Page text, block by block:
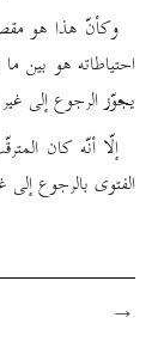
وكأنّ هذا هو
احتياطاته هو بين
يجوّز الرجوع إلى
إلّا أنّه كان
الفتوى بالرجوع
→